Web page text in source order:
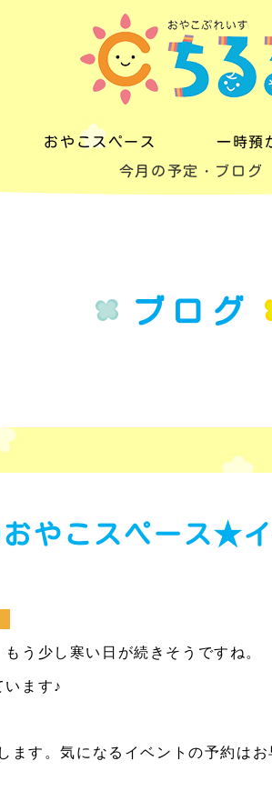
おやこスペース
おやこスペース
一時預
一時預
今月の予定・ブログ
ブログ
やこスペース★
う少し寒い日が続きそうですね。
います♪
ます。気になるイベントの予約はお